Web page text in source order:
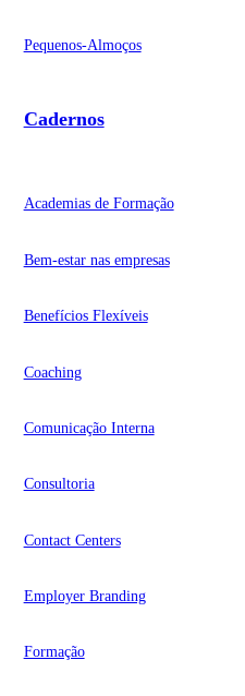
Pequenos-Almoços
Cadernos
Academias de Formação
Bem-estar nas empresas
Benefícios Flexíveis
Coaching
Comunicação Interna
Consultoria
Contact Centers
Employer Branding
Formação